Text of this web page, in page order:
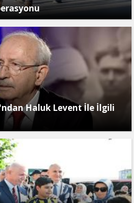
Haluk Levent İle İlgili